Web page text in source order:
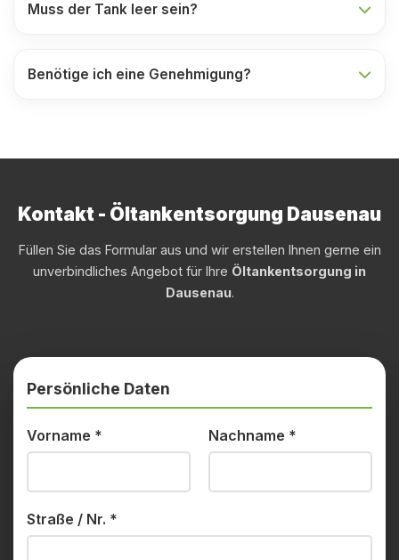
Muss der Tank leer sein?
Benötige ich eine Genehmigung?
Kontakt - Öltankentsorgung Dausenau
Füllen Sie das Formular aus und wir erstellen Ihnen gerne ein
unverbindliches Angebot für Ihre Öltankentsorgung in
Dausenau.
Persönliche Daten
Vorname * Nachname *
Straße / Nr. *